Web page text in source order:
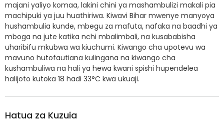
majani yaliyo komaa, lakini chini ya mashambulizi makali pia
machipuki ya juu huathiriwa. Kiwavi Bihar mwenye manyoya
hushambulia kunde, mbegu za mafuta, nafaka na baadhi ya
mboga na jute katika nchi mbalimbali, na kusababisha
uharibifu mkubwa wa kiuchumi. Kiwango cha upotevu wa
mavuno hutofautiana kulingana na kiwango cha
kushambuliwa na hali ya hewa kwani spishi hupendelea
halijoto kutoka 18 hadi 33°C kwa ukuaji.
Hatua za Kuzuia